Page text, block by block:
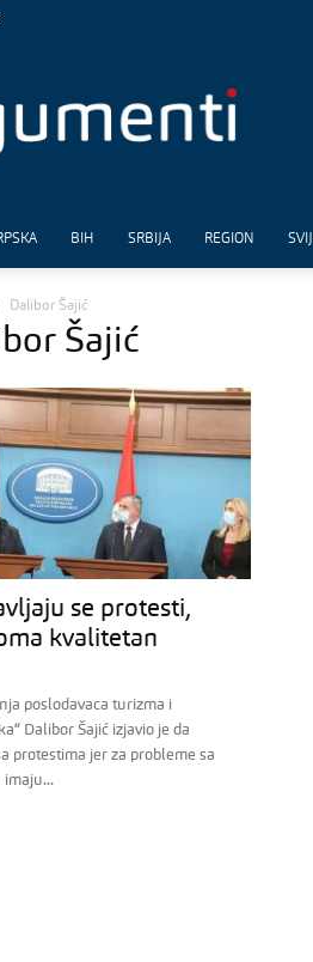
BIH SRBIJA REGION
Dalibor Šajić
Šajić
se protesti,
kvalitetan
poslodavaca turizma i
Dalibor Šajić izjavio je da
protestima jer za probleme sa
imaju...